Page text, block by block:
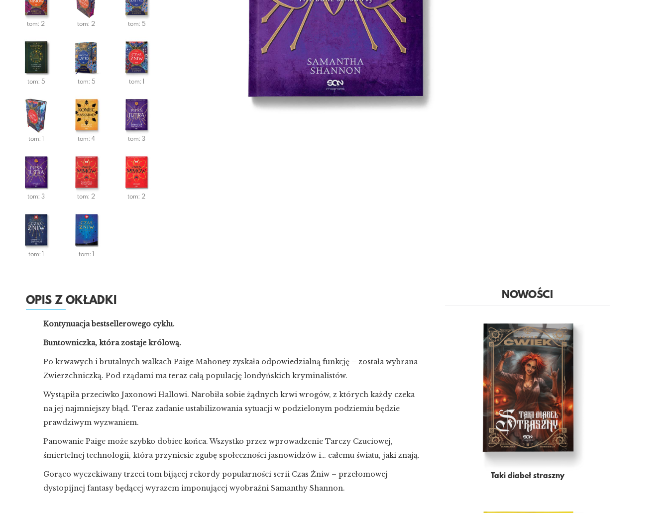
tom: 2 tom: 2 tom: 5
tom: 5 tom: 5 tom: 1
tom: 1 tom: 4 tom: 3
tom: 3 tom: 2 tom: 2
tom: 1 tom: 1
OPIS Z OKŁADKI
Kontynuacja bestsellerowego cyklu.
Buntowniczka, która zostaje królową.
Po krwawych i brutalnych walkach Paige Mahoney zyskała odpowiedzialną funkcję – została wybrana
Zwierzchniczką. Pod rządami ma teraz całą populację londyńskich kryminalistów.
Wystąpiła przeciwko Jaxonowi Hallowi. Narobiła sobie żądnych krwi wrogów, z których każdy czeka
na jej najmniejszy błąd. Teraz zadanie ustabilizowania sytuacji w podzielonym podziemiu będzie
prawdziwym wyzwaniem.
Panowanie Paige może szybko dobiec końca. Wszystko przez wprowadzenie Tarczy Czuciowej,
śmiertelnej technologii, która przyniesie zgubę społeczności jasnowidzów i… całemu światu, jaki znają.
Gorąco wyczekiwany trzeci tom bijącej rekordy popularności serii Czas Żniw – przełomowej
dystopijnej fantasy będącej wyrazem imponującej wyobraźni Samanthy Shannon.
NOWOŚCI
Taki diabeł straszny